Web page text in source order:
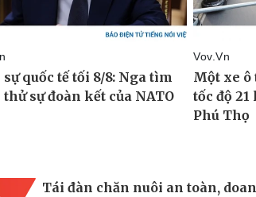
Tái đàn chăn nuôi an toàn,